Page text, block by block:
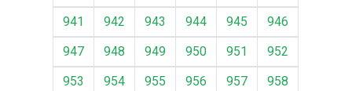
941
942 943 944 945
946
947
948 949 950 951
952
953
954 955 956 957
958